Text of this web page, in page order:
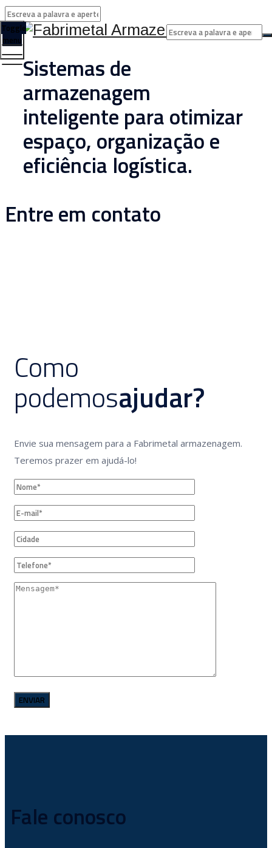
Sistemas de
armazenagem
inteligente para otimizar
espaço, organização e
eficiência logística.
Toggle
menu
Entre em contato
Como
podemosajudar?
Envie sua mensagem para a Fabrimetal armazenagem.
Teremos prazer em ajudá-lo!
Fale conosco